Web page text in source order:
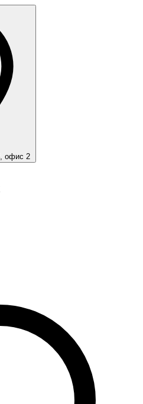
офис 2